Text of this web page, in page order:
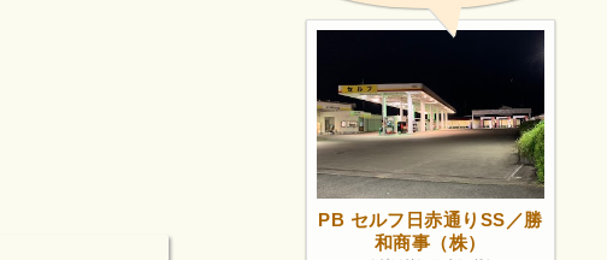
PB セルフ日赤通りSS／勝
和商事（株）